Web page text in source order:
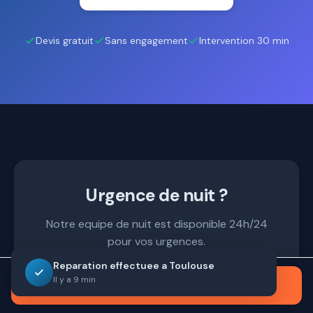
Devis gratuit Sans engagement Intervention 30 min
Urgence de nuit ?
Notre equipe de nuit est disponible 24h/24
pour vos urgences.
Reparation effectuee a Toulouse
Il y a 9 min